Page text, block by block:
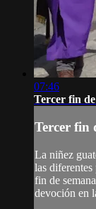
07:46
Tercer fin de
Tercer fin
La niñez
las diferentes
fin de
devoción en